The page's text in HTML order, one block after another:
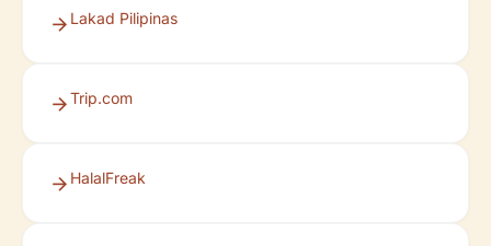
Lakad Pilipinas
Trip.com
HalalFreak